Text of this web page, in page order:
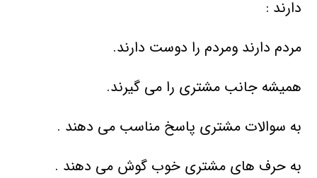
دارند :
مردم دارند ومردم را دوست دارند.
همیشه جانب مشتری را می گیرند.
به سوالات مشتری پاسخ مناسب می دهند .
به حرف های مشتری خوب گوش می دهند .